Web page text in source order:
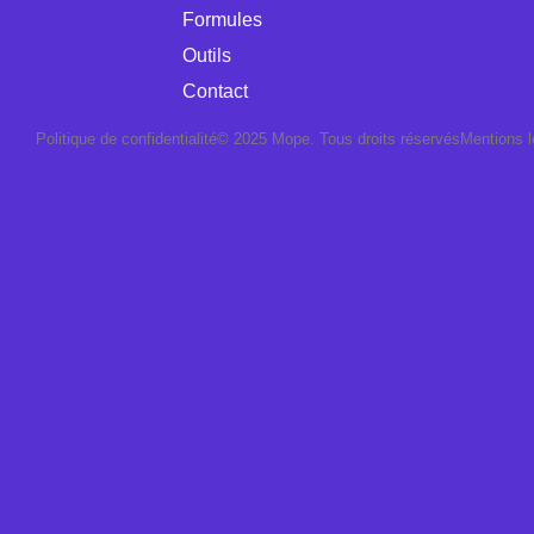
Formules
Outils
Contact
Politique de confidentialité© 2025 Mope. Tous droits réservésMentions